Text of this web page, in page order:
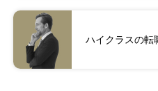
ハイクラスの転